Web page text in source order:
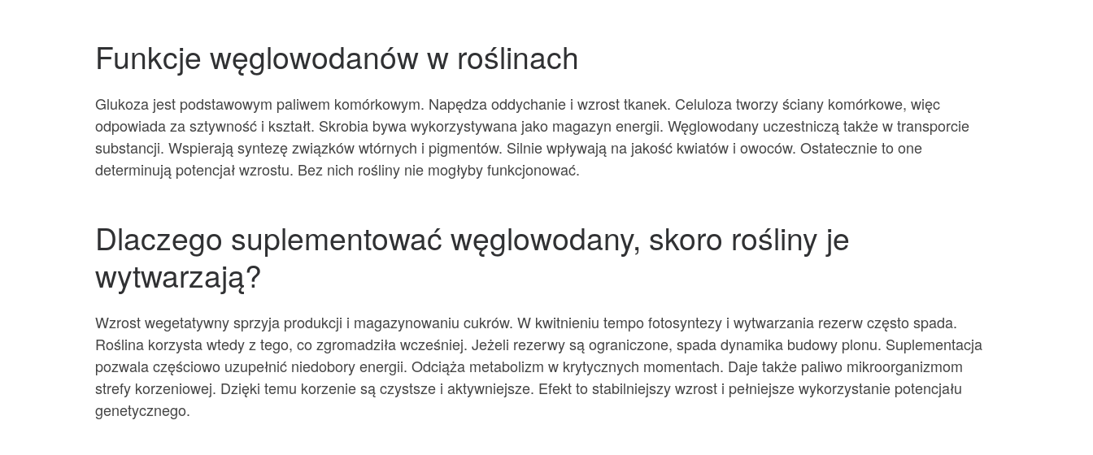
Funkcje węglowodanów w roślinach
Glukoza jest podstawowym paliwem komórkowym. Napędza oddychanie i wzrost tkanek. Celuloza tworzy ściany komórkowe, więc
odpowiada za sztywność i kształt. Skrobia bywa wykorzystywana jako magazyn energii. Węglowodany uczestniczą także w transporcie
substancji. Wspierają syntezę związków wtórnych i pigmentów. Silnie wpływają na jakość kwiatów i owoców. Ostatecznie to one
determinują potencjał wzrostu. Bez nich rośliny nie mogłyby funkcjonować.
Dlaczego suplementować węglowodany, skoro rośliny je
wytwarzają?
Wzrost wegetatywny sprzyja produkcji i magazynowaniu cukrów. W kwitnieniu tempo fotosyntezy i wytwarzania rezerw często spada.
Roślina korzysta wtedy z tego, co zgromadziła wcześniej. Jeżeli rezerwy są ograniczone, spada dynamika budowy plonu. Suplementacja
pozwala częściowo uzupełnić niedobory energii. Odciąża metabolizm w krytycznych momentach. Daje także paliwo mikroorganizmom
strefy korzeniowej. Dzięki temu korzenie są czystsze i aktywniejsze. Efekt to stabilniejszy wzrost i pełniejsze wykorzystanie potencjału
genetycznego.